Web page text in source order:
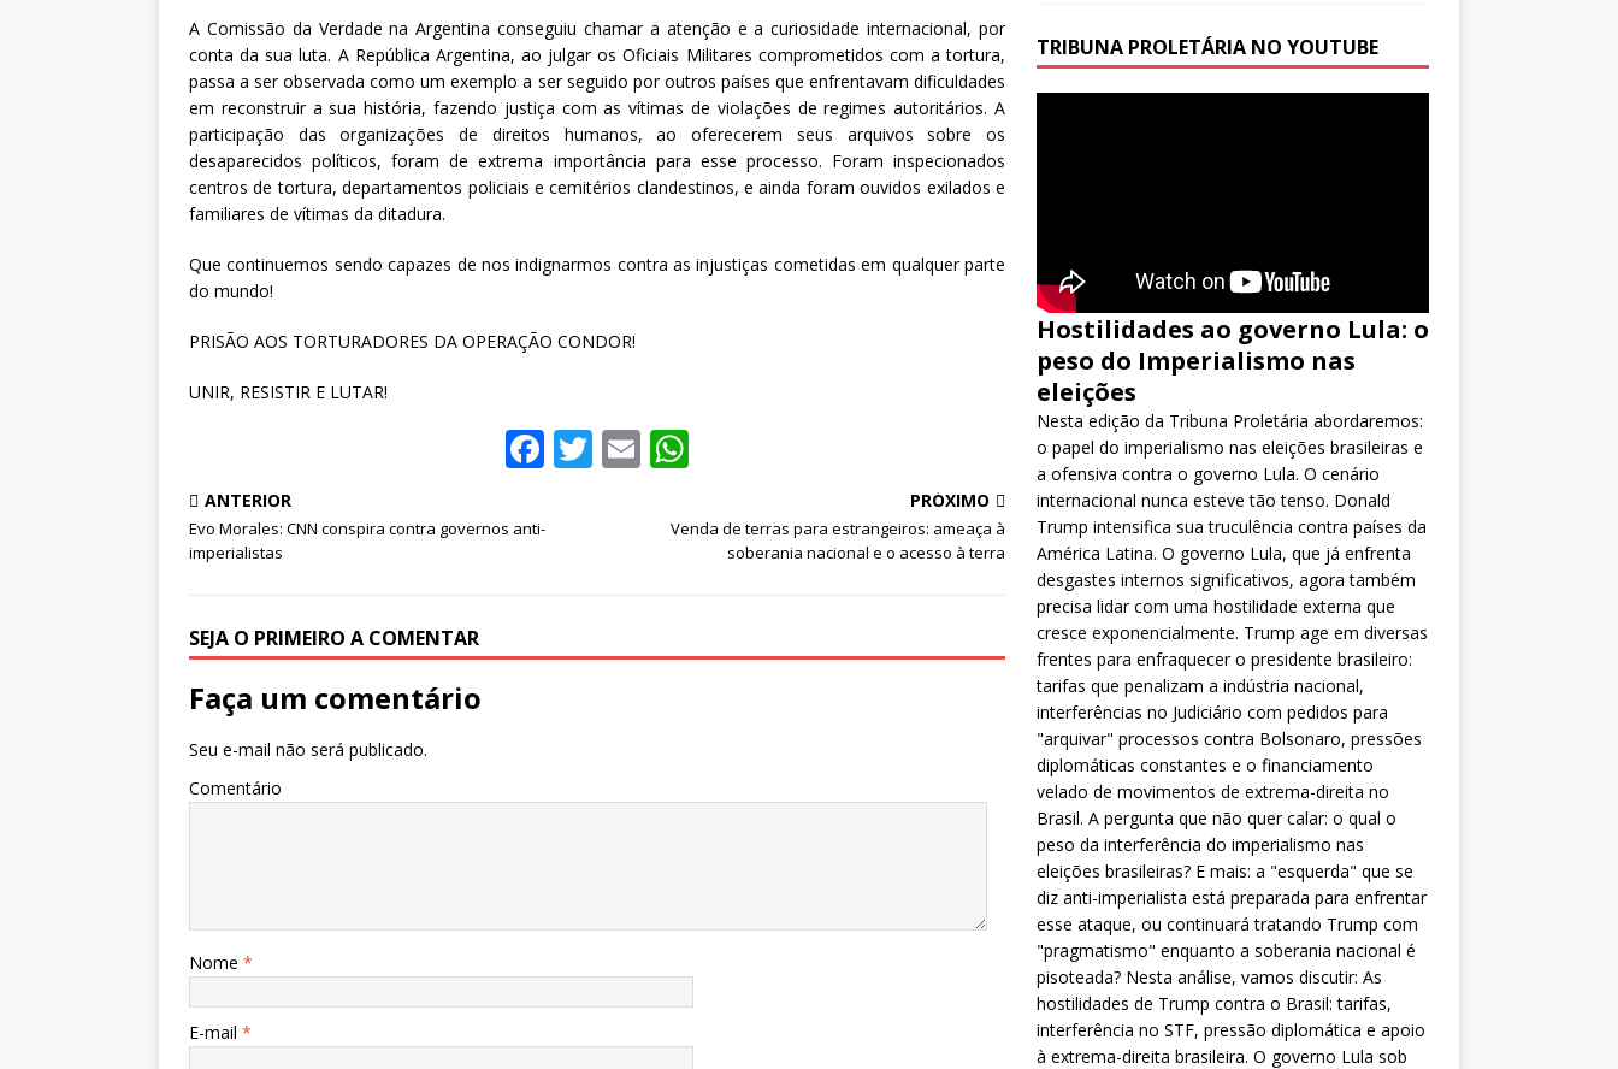
A Comissão da Verdade na Argentina conseguiu chamar a atenção e a curiosidade internacional, por
conta da sua luta. A República Argentina, ao julgar os Oficiais Militares comprometidos com a tortura,
passa a ser observada como um exemplo a ser seguido por outros países que enfrentavam dificuldades
em reconstruir a sua história, fazendo justiça com as vítimas de violações de regimes autoritários. A
participação das organizações de direitos humanos, ao oferecerem seus arquivos sobre os
desaparecidos políticos, foram de extrema importância para esse processo. Foram inspecionados
centros de tortura, departamentos policiais e cemitérios clandestinos, e ainda foram ouvidos exilados e
familiares de vítimas da ditadura.
Que continuemos sendo capazes de nos indignarmos contra as injustiças cometidas em qualquer parte
do mundo!
PRISÃO AOS TORTURADORES DA OPERAÇÃO CONDOR!
UNIR, RESISTIR E LUTAR!
F T E
ai at
ANTERIOR
Evo Morales: CNN conspira contra governos anti-
imperialistas
PRÓXIMO
Venda de terras para estrangeiros: ameaça à
soberania nacional e o acesso à terra
SEJA O PRIMEIRO A COMENTAR
Faça um comentário
Seu e-mail não será publicado.
Comentário
Nome *
E-mail *
TRIBUNA PROLETÁRIA NO YOUTUBE
Hostilidades ao governo Lula: o
peso do Imperialismo nas
eleições
Nesta edição da Tribuna Proletária abordaremos:
o papel do imperialismo nas eleições brasileiras e
a ofensiva contra o governo Lula. O cenário
internacional nunca esteve tão tenso. Donald
Trump intensifica sua truculência contra países da
América Latina. O governo Lula, que já enfrenta
desgastes internos significativos, agora também
precisa lidar com uma hostilidade externa que
cresce exponencialmente. Trump age em diversas
frentes para enfraquecer o presidente brasileiro:
tarifas que penalizam a indústria nacional,
interferências no Judiciário com pedidos para
"arquivar" processos contra Bolsonaro, pressões
diplomáticas constantes e o financiamento
velado de movimentos de extrema-direita no
Brasil. A pergunta que não quer calar: o qual o
peso da interferência do imperialismo nas
eleições brasileiras? E mais: a "esquerda" que se
diz anti-imperialista está preparada para enfrentar
esse ataque, ou continuará tratando Trump com
"pragmatismo" enquanto a soberania nacional é
pisoteada? Nesta análise, vamos discutir: As
hostilidades de Trump contra o Brasil: tarifas,
interferência no STF, pressão diplomática e apoio
à extrema-direita brasileira. O governo Lula sob